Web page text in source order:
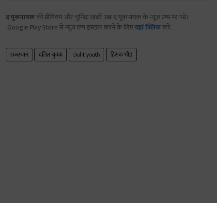
द मूकनायककी प्रीमियम और चुनिंदा खबरें अब द मूकनायक के न्यूज़ एप्प पर पढ़ें।
Google Play Store से न्यूज़ एप्प इंस्टाल करने के लिएयहां क्लिककरें.
राजस्थान दलित युवक Dalit youth हिंसक भीड़